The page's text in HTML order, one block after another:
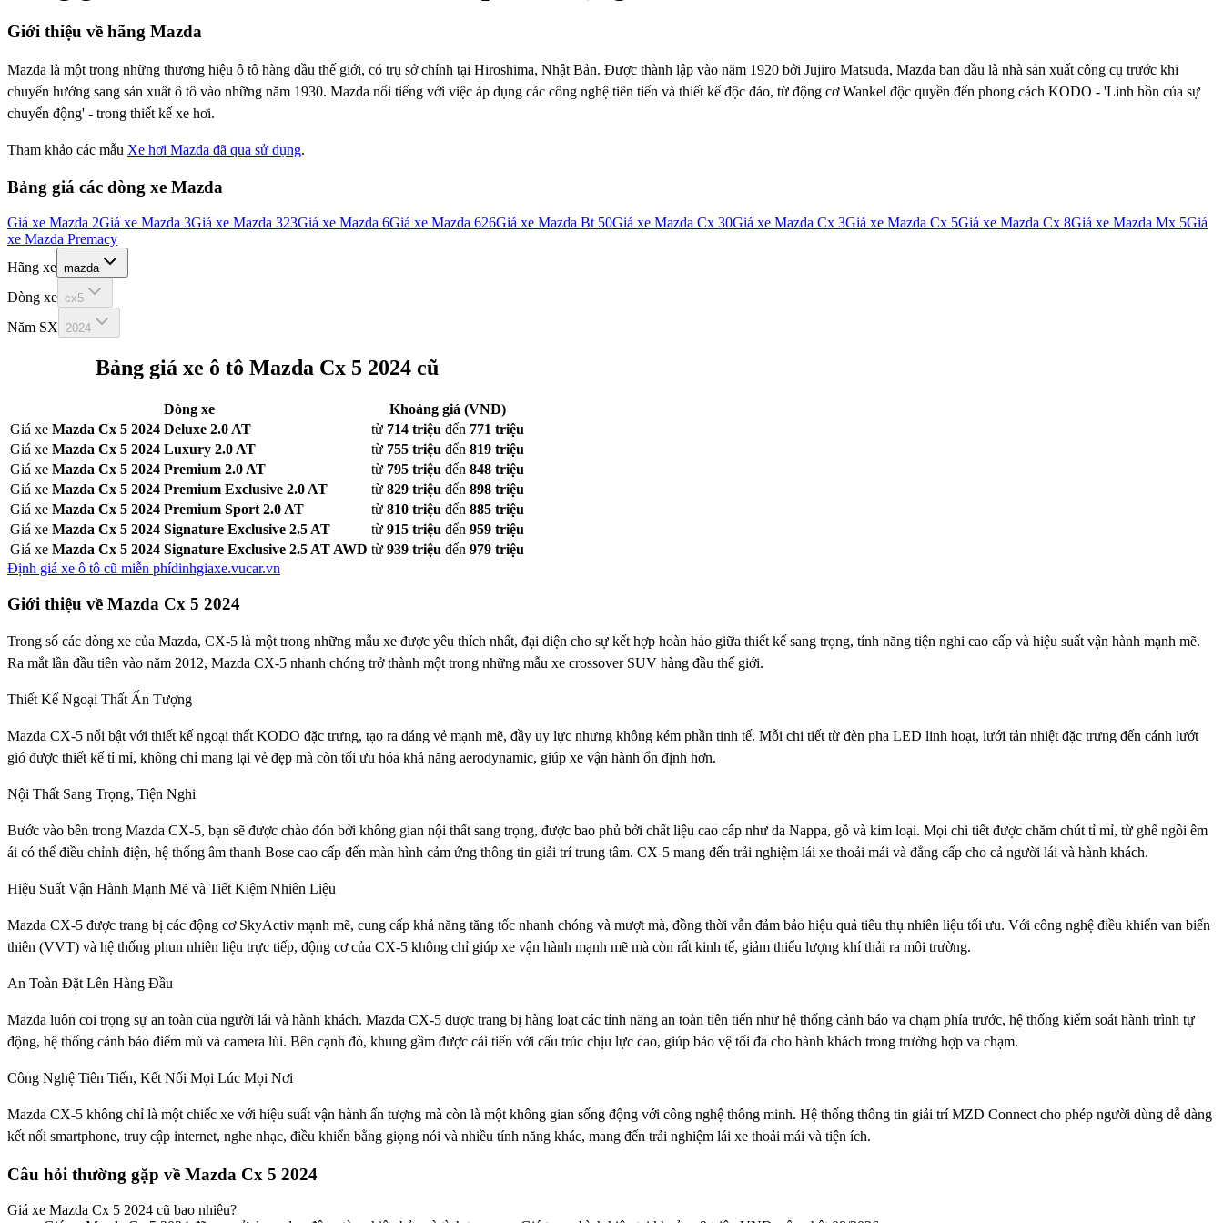
Giới thiệu về hãng Mazda
Mazda là một trong những thương hiệu ô tô hàng đầu thế giới, có trụ sở chính tại Hiroshima, Nhật Bản. Được thành lập vào năm 1920 bởi Jujiro Matsuda, Mazda ban đầu là nhà sản xuất công cụ trước khi
chuyển hướng sang sản xuất ô tô vào những năm 1930. Mazda nổi tiếng với việc áp dụng các công nghệ tiên tiến và thiết kế độc đáo, từ động cơ Wankel độc quyền đến phong cách KODO - 'Linh hồn của sự
chuyển động' - trong thiết kế xe hơi.
Tham khảo các mẫu Xe hơi Mazda đã qua sử dụng.
Bảng giá các dòng xe Mazda
Giá xe Mazda 2Giá xe Mazda 3Giá xe Mazda 323Giá xe Mazda 6Giá xe Mazda 626Giá xe Mazda Bt 50Giá xe Mazda Cx 30Giá xe Mazda Cx 3Giá xe Mazda Cx 5Giá xe Mazda Cx 8Giá xe Mazda Mx 5Giá
xe Mazda Premacy
Hãng xe mazda
Dòng xe cx5
Năm SX 2024
Bảng giá xe ô tô Mazda Cx 5 2024 cũ
Dòng xe
Khoảng giá (VNĐ)
Giá xe Mazda Cx 5 2024 Deluxe 2.0 AT từ 714 triệu đến 771 triệu
Giá xe Mazda Cx 5 2024 Luxury 2.0 AT từ 755 triệu đến 819 triệu
Giá xe Mazda Cx 5 2024 Premium 2.0 AT từ 795 triệu đến 848 triệu
Giá xe Mazda Cx 5 2024 Premium Exclusive 2.0 AT từ 829 triệu đến 898 triệu
Giá xe Mazda Cx 5 2024 Premium Sport 2.0 AT từ 810 triệu đến 885 triệu
Giá xe Mazda Cx 5 2024 Signature Exclusive 2.5 AT từ 915 triệu đến 959 triệu
Giá xe Mazda Cx 5 2024 Signature Exclusive 2.5 AT AWD từ 939 triệu đến 979 triệu
Định giá xe ô tô cũ miễn phídinhgiaxe.vucar.vn
Giới thiệu về Mazda Cx 5 2024
Trong số các dòng xe của Mazda, CX-5 là một trong những mẫu xe được yêu thích nhất, đại diện cho sự kết hợp hoàn hảo giữa thiết kế sang trọng, tính năng tiện nghi cao cấp và hiệu suất vận hành mạnh mẽ.
Ra mắt lần đầu tiên vào năm 2012, Mazda CX-5 nhanh chóng trở thành một trong những mẫu xe crossover SUV hàng đầu thế giới.
Thiết Kế Ngoại Thất Ấn Tượng
Mazda CX-5 nổi bật với thiết kế ngoại thất KODO đặc trưng, tạo ra dáng vẻ mạnh mẽ, đầy uy lực nhưng không kém phần tinh tế. Mỗi chi tiết từ đèn pha LED linh hoạt, lưới tản nhiệt đặc trưng đến cánh lướt
gió được thiết kế tỉ mỉ, không chỉ mang lại vẻ đẹp mà còn tối ưu hóa khả năng aerodynamic, giúp xe vận hành ổn định hơn.
Nội Thất Sang Trọng, Tiện Nghi
Bước vào bên trong Mazda CX-5, bạn sẽ được chào đón bởi không gian nội thất sang trọng, được bao phủ bởi chất liệu cao cấp như da Nappa, gỗ và kim loại. Mọi chi tiết được chăm chút tỉ mỉ, từ ghế ngồi êm
ái có thể điều chỉnh điện, hệ thống âm thanh Bose cao cấp đến màn hình cảm ứng thông tin giải trí trung tâm. CX-5 mang đến trải nghiệm lái xe thoải mái và đẳng cấp cho cả người lái và hành khách.
Hiệu Suất Vận Hành Mạnh Mẽ và Tiết Kiệm Nhiên Liệu
Mazda CX-5 được trang bị các động cơ SkyActiv mạnh mẽ, cung cấp khả năng tăng tốc nhanh chóng và mượt mà, đồng thời vẫn đảm bảo hiệu quả tiêu thụ nhiên liệu tối ưu. Với công nghệ điều khiển van biến
thiên (VVT) và hệ thống phun nhiên liệu trực tiếp, động cơ của CX-5 không chỉ giúp xe vận hành mạnh mẽ mà còn rất kinh tế, giảm thiểu lượng khí thải ra môi trường.
An Toàn Đặt Lên Hàng Đầu
Mazda luôn coi trọng sự an toàn của người lái và hành khách. Mazda CX-5 được trang bị hàng loạt các tính năng an toàn tiên tiến như hệ thống cảnh báo va chạm phía trước, hệ thống kiểm soát hành trình tự
động, hệ thống cảnh báo điểm mù và camera lùi. Bên cạnh đó, khung gầm được cải tiến với cấu trúc chịu lực cao, giúp bảo vệ tối đa cho hành khách trong trường hợp va chạm.
Công Nghệ Tiên Tiến, Kết Nối Mọi Lúc Mọi Nơi
Mazda CX-5 không chỉ là một chiếc xe với hiệu suất vận hành ấn tượng mà còn là một không gian sống động với công nghệ thông minh. Hệ thống thông tin giải trí MZD Connect cho phép người dùng dễ dàng
kết nối smartphone, truy cập internet, nghe nhạc, điều khiển bằng giọng nói và nhiều tính năng khác, mang đến trải nghiệm lái xe thoải mái và tiện ích.
Câu hỏi thường gặp về Mazda Cx 5 2024
Giá xe Mazda Cx 5 2024 cũ bao nhiêu?